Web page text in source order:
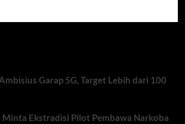
Garap 5G, Target Lebih dari 100
Minta Ekstradisi Pilot Pembawa Narkoba